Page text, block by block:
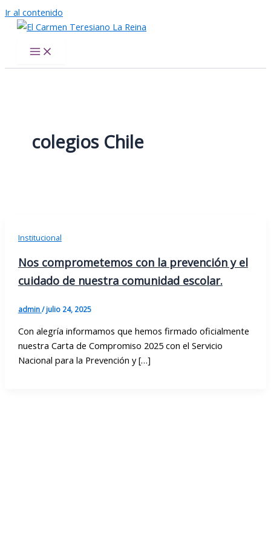
Ir al contenido
colegios Chile
Institucional
Nos comprometemos con la prevención y el
cuidado de nuestra comunidad escolar.
admin/julio 24, 2025
Con alegría informamos que hemos firmado oficialmente
nuestra Carta de Compromiso 2025 con el Servicio
Nacional para la Prevención y […]